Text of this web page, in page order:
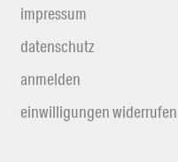
impressum
datenschutz
anmelden
einwilligungen widerrufen